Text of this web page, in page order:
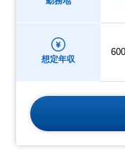
想定年収